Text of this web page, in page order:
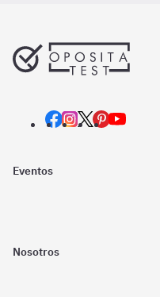
Eventos
Nosotros